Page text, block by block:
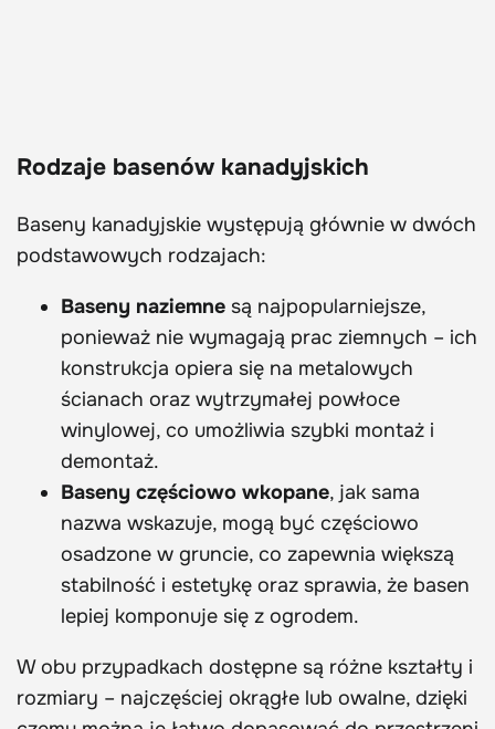
Rodzaje basenów kanadyjskich
Baseny kanadyjskie występują głównie w dwóch
podstawowych rodzajach:
Baseny naziemne są najpopularniejsze,
ponieważ nie wymagają prac ziemnych – ich
konstrukcja opiera się na metalowych
ścianach oraz wytrzymałej powłoce
winylowej, co umożliwia szybki montaż i
demontaż.
Baseny częściowo wkopane, jak sama
nazwa wskazuje, mogą być częściowo
osadzone w gruncie, co zapewnia większą
stabilność i estetykę oraz sprawia, że basen
lepiej komponuje się z ogrodem.
W obu przypadkach dostępne są różne kształty i
rozmiary – najczęściej okrągłe lub owalne, dzięki